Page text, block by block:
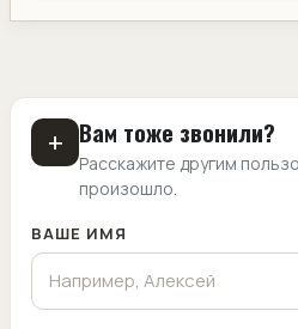
+ Вам тоже звонили?
Расскажите другим
произошло.
ВАШЕ ИМЯ